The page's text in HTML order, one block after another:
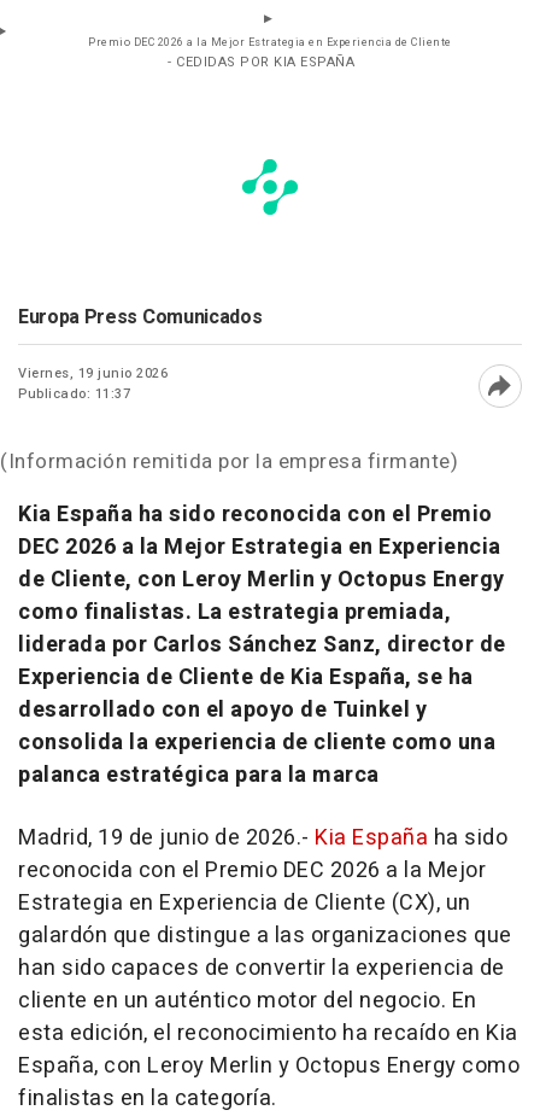
Premio DEC 2026 a la Mejor Estrategia en Experiencia de Cliente
- CEDIDAS POR KIA ESPAÑA
Europa Press Comunicados
Viernes, 19 junio 2026
Publicado: 11:37
(Información remitida por la empresa firmante)
Kia España ha sido reconocida con el Premio
DEC 2026 a la Mejor Estrategia en Experiencia
de Cliente, con Leroy Merlin y Octopus Energy
como finalistas. La estrategia premiada,
liderada por Carlos Sánchez Sanz, director de
Experiencia de Cliente de Kia España, se ha
desarrollado con el apoyo de Tuinkel y
consolida la experiencia de cliente como una
palanca estratégica para la marca
Madrid, 19 de junio de 2026.- Kia España ha sido
reconocida con el Premio DEC 2026 a la Mejor
Estrategia en Experiencia de Cliente (CX), un
galardón que distingue a las organizaciones que
han sido capaces de convertir la experiencia de
cliente en un auténtico motor del negocio. En
esta edición, el reconocimiento ha recaído en Kia
España, con Leroy Merlin y Octopus Energy como
finalistas en la categoría.